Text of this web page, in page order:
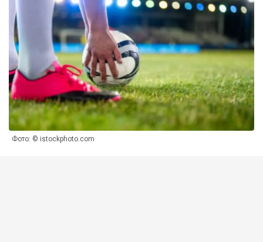
Фото: © istockphoto.com